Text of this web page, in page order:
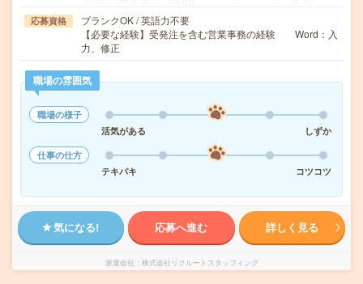
応募資格
ブランクOK / 英語力不要
【必要な経験】受発注を含む営業事務の経験 Word：入
力、修正
職場の雰囲気
職場の様子
活気がある
しずか
仕事の仕方
テキパキ
コツコツ
気になる! 応募へ進む 詳しく見る
派遣会社 株式会社リクルートスタッフィング